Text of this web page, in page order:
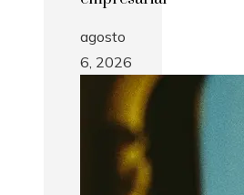
agosto
6, 2026